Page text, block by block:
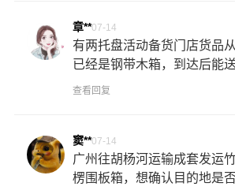
章**07-14
有两托盘活动备货门店货品
已经是钢带木箱，到达后能
查看回复
窦**07-14
广州往胡杨河运输成套发运
楞围板箱，想确认目的地是